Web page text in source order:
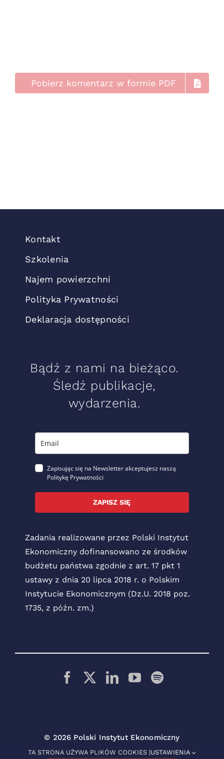
Pobierz komentarz w formie PDF
Kontakt
Szkolenia
Najem powierzchni
Polityka Prywatności
Deklaracja dostępności
Bądź z nami na bieżąco.
Śledź publikacje,
wydarzenia.
Zapisując się na Newsletter akceptujesz naszą
Politykę Prywatności
ZAPISZ SIĘ
Zadania realizowane przez Polski Instytut
Ekonomiczny dofinansowano ze środków
budżetu państwa zgodnie z art. 17 pkt 1
ustawy z dnia 20 lipca 2018 r. o Polskim
Instytucie Ekonomicznym (Dz.U. 2018 poz.
1735, z późn. zm.)
© 2026 Polski Instytut Ekonomiczny
TA STRONA UŻYWA PLIKÓW COOKIES |USTAWIENIA